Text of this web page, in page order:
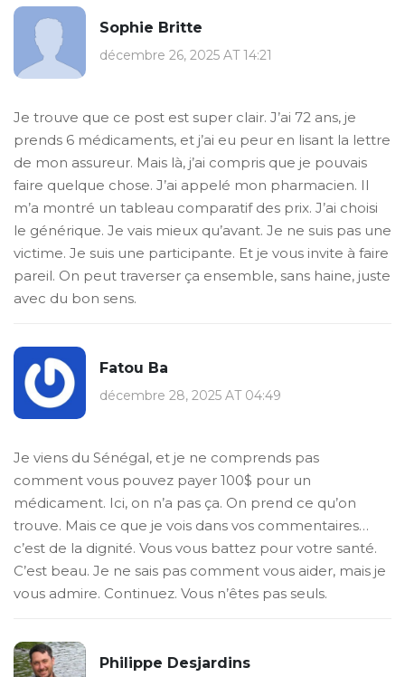
Sophie Britte
décembre 26, 2025 AT 14:21
Je trouve que ce post est super clair. J’ai 72 ans, je
prends 6 médicaments, et j’ai eu peur en lisant la lettre
de mon assureur. Mais là, j’ai compris que je pouvais
faire quelque chose. J’ai appelé mon pharmacien. Il
m’a montré un tableau comparatif des prix. J’ai choisi
le générique. Je vais mieux qu’avant. Je ne suis pas une
victime. Je suis une participante. Et je vous invite à faire
pareil. On peut traverser ça ensemble, sans haine, juste
avec du bon sens.
Fatou Ba
décembre 28, 2025 AT 04:49
Je viens du Sénégal, et je ne comprends pas
comment vous pouvez payer 100$ pour un
médicament. Ici, on n’a pas ça. On prend ce qu’on
trouve. Mais ce que je vois dans vos commentaires…
c’est de la dignité. Vous vous battez pour votre santé.
C’est beau. Je ne sais pas comment vous aider, mais je
vous admire. Continuez. Vous n’êtes pas seuls.
Philippe Desjardins